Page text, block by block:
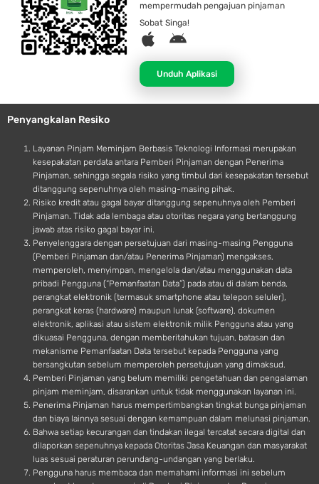
mempermudah pengajuan pinjaman
Sobat Singa!
A
p
l
e
A
d
r
o
d
Unduh Aplikasi
Penyangkalan Resiko
Layanan Pinjam Meminjam Berbasis Teknologi Informasi merupakan
kesepakatan perdata antara Pemberi Pinjaman dengan Penerima
Pinjaman, sehingga segala risiko yang timbul dari kesepakatan tersebut
ditanggung sepenuhnya oleh masing-masing pihak.
Risiko kredit atau gagal bayar ditanggung sepenuhnya oleh Pemberi
Pinjaman. Tidak ada lembaga atau otoritas negara yang bertanggung
jawab atas risiko gagal bayar ini.
Penyelenggara dengan persetujuan dari masing-masing Pengguna
(Pemberi Pinjaman dan/atau Penerima Pinjaman) mengakses,
memperoleh, menyimpan, mengelola dan/atau menggunakan data
pribadi Pengguna (“Pemanfaatan Data”) pada atau di dalam benda,
perangkat elektronik (termasuk smartphone atau telepon seluler),
perangkat keras (hardware) maupun lunak (software), dokumen
elektronik, aplikasi atau sistem elektronik milik Pengguna atau yang
dikuasai Pengguna, dengan memberitahukan tujuan, batasan dan
mekanisme Pemanfaatan Data tersebut kepada Pengguna yang
bersangkutan sebelum memperoleh persetujuan yang dimaksud.
Pemberi Pinjaman yang belum memiliki pengetahuan dan pengalaman
pinjam meminjam, disarankan untuk tidak menggunakan layanan ini.
Penerima Pinjaman harus mempertimbangkan tingkat bunga pinjaman
dan biaya lainnya sesuai dengan kemampuan dalam melunasi pinjaman.
Bahwa setiap kecurangan dan tindakan ilegal tercatat secara digital dan
dilaporkan sepenuhnya kepada Otoritas Jasa Keuangan dan masyarakat
luas sesuai peraturan perundang-undangan yang berlaku.
Pengguna harus membaca dan memahami informasi ini sebelum